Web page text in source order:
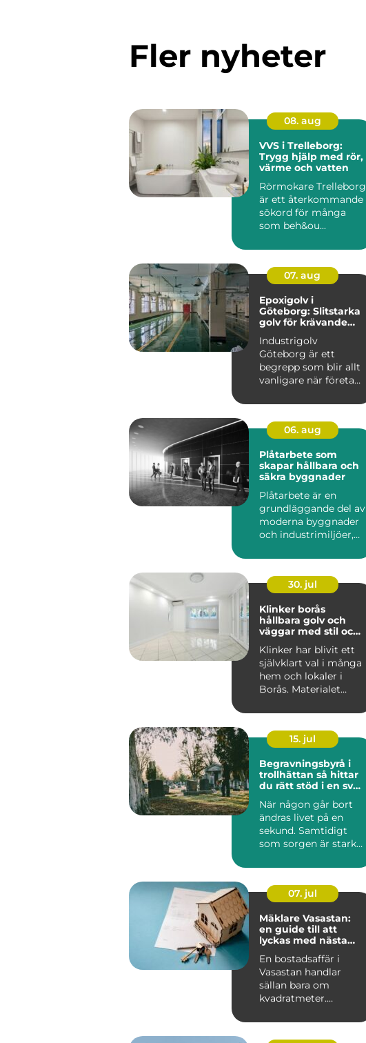
Fler nyheter
08. aug
VVS i Trelleborg:
Trygg hjälp med rör,
värme och vatten
Rörmokare Trelleborg
är ett återkommande
sökord för många
som beh&ou...
07. aug
Epoxigolv i
Göteborg: Slitstarka
golv för krävande
Industrigolv
Göteborg är ett
begrepp som blir allt
vanligare när företag
06. aug
Plåtarbete som
skapar hållbara och
säkra byggnader
Plåtarbete är en
grundläggande del av
moderna byggnader
och industrimiljöer,
hållbarhet,...
30. jul
Klinker borås
hållbara golv och
väggar med stil och
Klinker har blivit ett
självklart val i många
hem och lokaler i
Borås. Materialet
15. jul
Begravningsbyrå i
trollhättan så hittar
du rätt stöd i en svår
När någon går bort
ändras livet på en
sekund. Samtidigt
som sorgen är stark
praktiska ...
07. jul
Mäklare Vasastan:
en guide till att
lyckas med nästa
En bostadsaffär i
Vasastan handlar
sällan bara om
kvadratmeter.
stark...